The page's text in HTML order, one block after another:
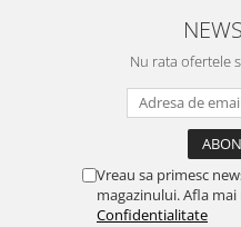
Nu rata ofertele
Vreau sa primesc
magazinului. Afla
Confidentialitate